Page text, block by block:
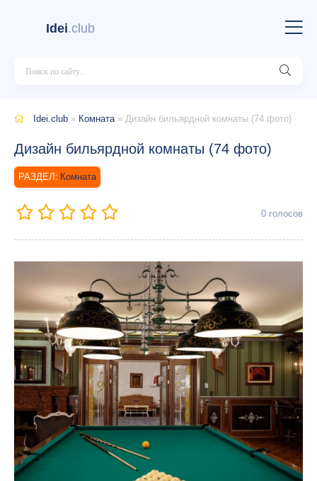
Idei.club
Idei.club » Комната» Дизайн бильярдной комнаты (74 фото)
Дизайн бильярдной комнаты (74 фото)
Комната
0 голосов